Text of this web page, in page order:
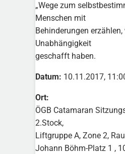
„Wege zum
Menschen mit
Behinderungen
Unabhängigkeit
geschafft haben.
Datum: 10.11.2017,
Ort:
ÖGB Catamaran
2.Stock,
Liftgruppe A, Zone 2,
Johann Böhm-Platz 1 ,